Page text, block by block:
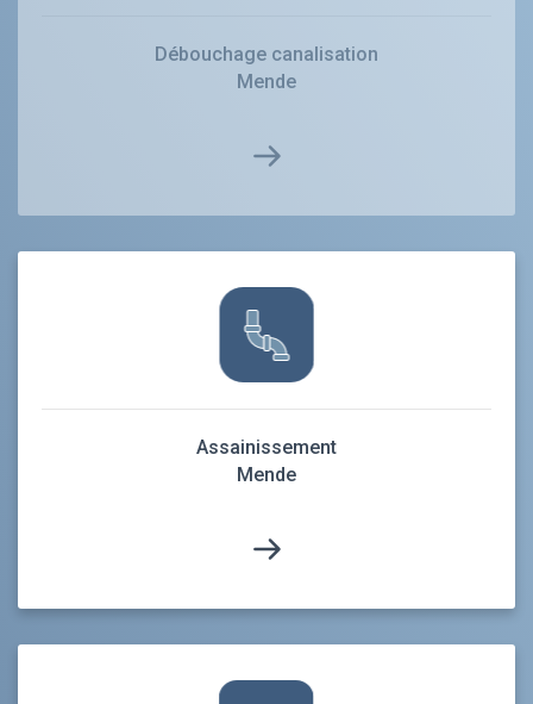
Débouchage canalisation
Mende
Assainissement
Mende